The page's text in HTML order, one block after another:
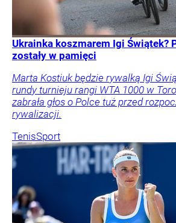
Ukrainka koszmarem Igi Świątek?
zostały w pamięci
Marta Kostiuk będzie rywalką Igi
rundy turnieju rangi WTA 1000 w
zabrała głos o Polce tuż przed
rywalizacji.
TenisSport